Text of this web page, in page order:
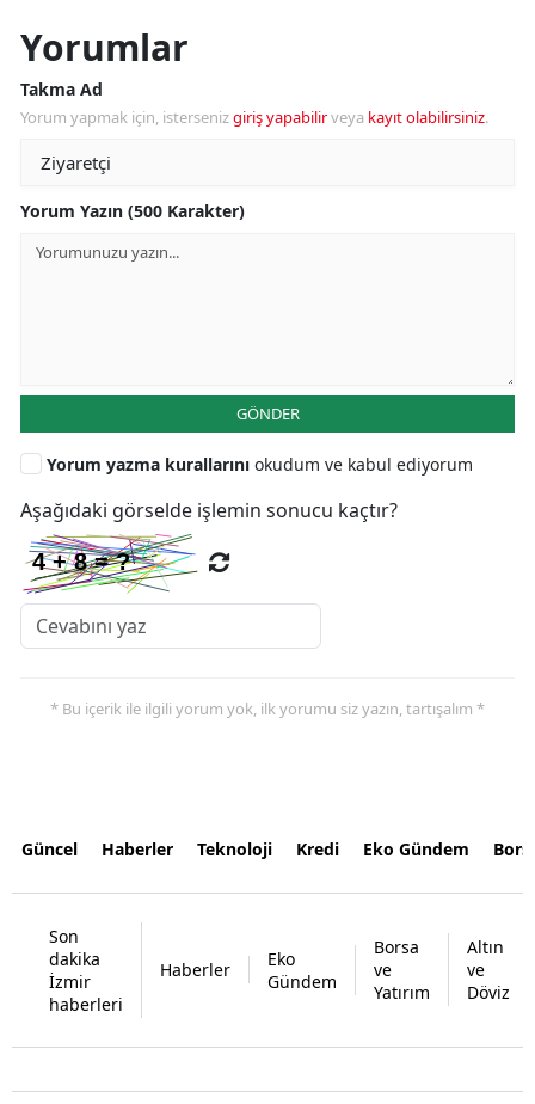
Yorumlar
Takma Ad
Yorum yapmak için, istersenizgiriş yapabilirveya kayıt olabilirsiniz.
Yorum Yazın (500 Karakter)
GÖNDER
Yorum yazma kurallarını okudum ve kabul ediyorum
Aşağıdaki görselde işlemin sonucu kaçtır?
* Bu içerik ile ilgili yorum yok, ilk yorumu siz yazın, tartışalım *
Güncel Haberler Teknoloji Kredi Eko Gündem
Son
dakika
İzmir
haberleri
Haberler
Eko
Gündem
Borsa
ve
Yatırım
Altın
ve
Döviz